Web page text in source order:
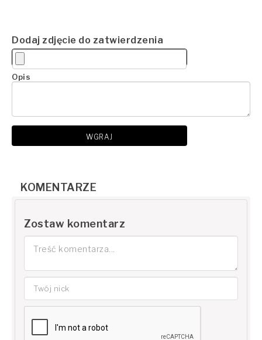
Dodaj zdjęcie do zatwierdzenia
Opis
WGRAJ
KOMENTARZE
Zostaw komentarz